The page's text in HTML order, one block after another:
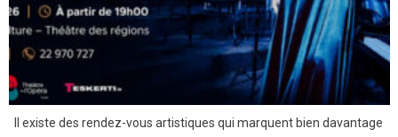
Il existe des rendez-vous artistiques qui marquent bien davantage